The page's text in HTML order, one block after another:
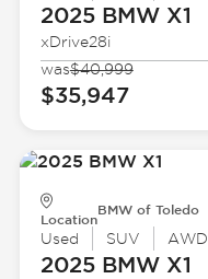
2025 BMWX1
xDrive28i
was$40,999
$35,947
Location
BMW of Toledo
Used SUV AWD
2025 BMWX1